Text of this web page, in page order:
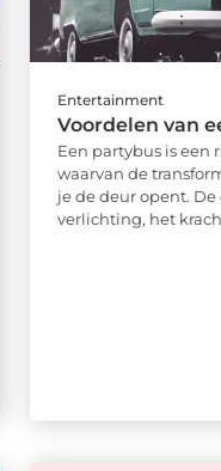
Entertainment
Voordelen van
Een partybus is een
waarvan de
je de deur opent.
verlichting, het